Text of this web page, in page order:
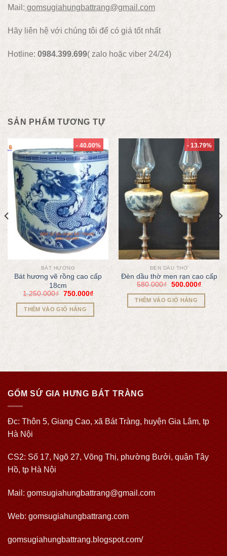
Mail: gomsugiahungbattrang@gmail.com
Hãy liên hệ với chúng tôi để có giá tốt nhất
Hotline: 0984.399.699( zalo hoặc viber 24/24)
SẢN PHẨM TƯƠNG TỰ
- 40.00%
BÁT HƯƠNG
Bát hương vẽ rồng cao cấp
18cm
1.250.000₫ 750.000₫
THÊM VÀO GIỎ HÀNG
- 13.79%
ĐÈN DẦU THỜ
Đèn dầu thờ men rạn cao cấp
580.000₫ 500.000₫
THÊM VÀO GIỎ HÀNG
GỐM SỨ GIA HƯNG BÁT TRÀNG
Đc: Thôn 5, Giang Cao, xã Bát Tràng, huyện Gia Lâm, tp
Hà Nội
CS2: Số 17, Ngõ 27, Võng Thị, phường Bưởi, quận Tây
Hồ, tp Hà Nội
Mail: gomsugiahungbattrang@gmail.com
Web:gomsugiahungbattrang.com
gomsugiahungbattrang.blogspot.com/